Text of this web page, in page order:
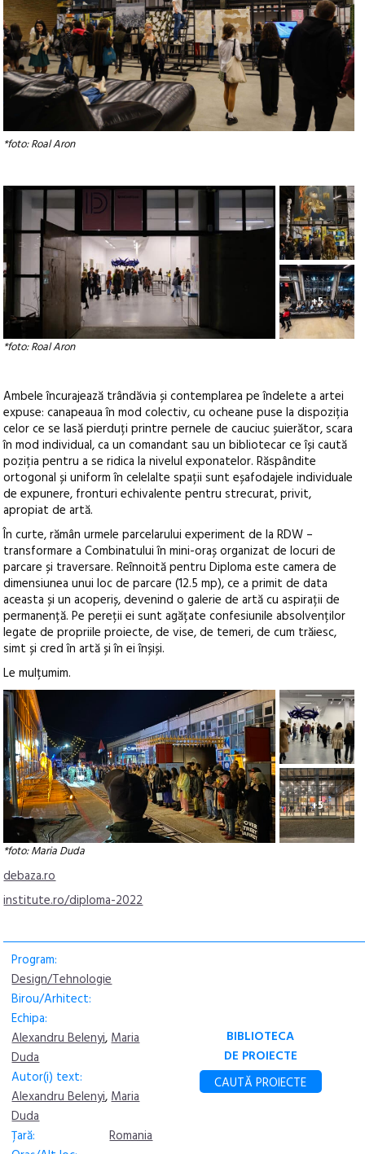
*foto: Roal Aron
+5
*foto: Roal Aron
Ambele încurajează trândăvia și contemplarea pe îndelete a artei
expuse: canapeaua în mod colectiv, cu ocheane puse la dispoziția
celor ce se lasă pierduți printre pernele de cauciuc șuierător, scara
în mod individual, ca un comandant sau un bibliotecar ce își caută
poziția pentru a se ridica la nivelul exponatelor. Răspândite
ortogonal și uniform în celelalte spații sunt eșafodajele individuale
de expunere, fronturi echivalente pentru strecurat, privit,
apropiat de artă.
În curte, rămân urmele parcelarului experiment de la RDW –
transformare a Combinatului în mini-oraș organizat de locuri de
parcare și traversare. Reînnoită pentru Diploma este camera de
dimensiunea unui loc de parcare (12.5 mp), ce a primit de data
aceasta și un acoperiș, devenind o galerie de artă cu aspirații de
permanență. Pe pereții ei sunt agățate confesiunile absolvenților
legate de propriile proiecte, de vise, de temeri, de cum trăiesc,
simt și cred în artă și în ei înșiși.
Le mulțumim.
+5
*foto: Maria Duda
debaza.ro
institute.ro/diploma-2022
Program:
Design/Tehnologie
Birou/Arhitect:
Echipa:
Alexandru Belenyi,Maria
Duda
Autor(i) text:
Alexandru Belenyi,Maria
Duda
Țară:
Romania
BIBLIOTECA
DE PROIECTE
CAUTĂ PROIECTE